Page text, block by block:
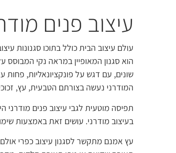
עיצוב פנים
עולם עיצוב הבית כולל בתוכו סגנונות
הוא סגנון המאופיין במראה נקי המבוסס על
שונים, עם דגש על פונקציונאליות, פחות
המודרני נעשה בצורתם הטבעית, עץ,
תפיסה מוטעית לגבי עיצוב פנים מודרני
בעיצוב מודרני. עושים זאת באמצעות
עץ אמנם מתקשר לסגנון עיצוב כפרי